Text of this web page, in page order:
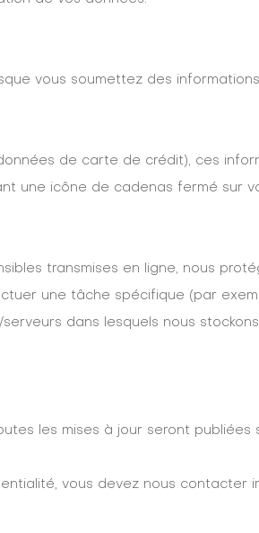
vous soumettez des
de carte de crédit), ces
une icône de cadenas fermé sur
transmises en ligne, nous
une tâche spécifique (par
dans lesquels nous
les mises à jour seront publiées
vous devez nous